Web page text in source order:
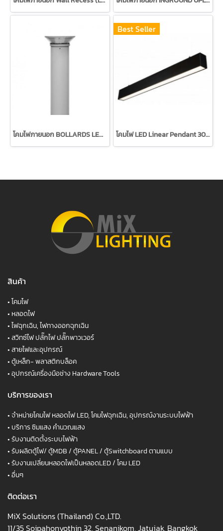
โคมไฟภายนอก BOLLARDS LED 10W ยี่ห้อ UNILAMP
Best Seller
โคมไฟ LED Linear Pendant 30W ยี่ห้อ MiX LIGHTING
สินค้า
•โคมไฟ
• หลอดไฟ
•ไฟฉุกเฉิน, ไฟทางออกฉุกเฉิน
•สวิทซ์ไฟ ปลั๊กไฟ ปลั๊กพาวเวอร์
•สายไฟและอุปกรณ์
•ตู้เหล็ก- พลาสติกบล็อค
•อุปกรณ์เครื่องมือช่าง Hardware Tools
บริการของเรา
•จำหน่ายโคมไฟ หลอดไฟ LED, โคมไฟฉุกเฉิน, อุปกรณ์งานระบบไฟฟ้า
• บริการ ซิมแสง คำนวณแสง
•รับงานติดตั้งระบบไฟฟ้า
•รับผลิตตู้ไฟ/ ตู้MDB / ตู้PANEL / ตู้Switchboard ตามแบบ
•รับงานเปลี่ยนหลอดไฟเป็นหลอดLED / โคม LED
•อื่นๆ
ติดต่อเรา
MiX Solutions (Thailand) Co.,LTD.
11/35 Soipahonyothin 32, Senanikom, Jatujak, Bangkok